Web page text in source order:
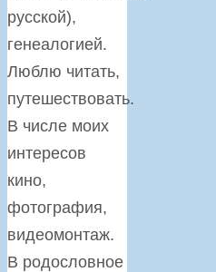
русской),
генеалогией.
Люблю читать,
путешествовать.
В числе моих
интересов
кино,
фотография,
видеомонтаж.
В родословное